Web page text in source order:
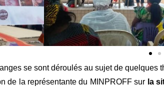
se sont déroulés au sujet de quelques
de la représentante du MINPROFF sur la